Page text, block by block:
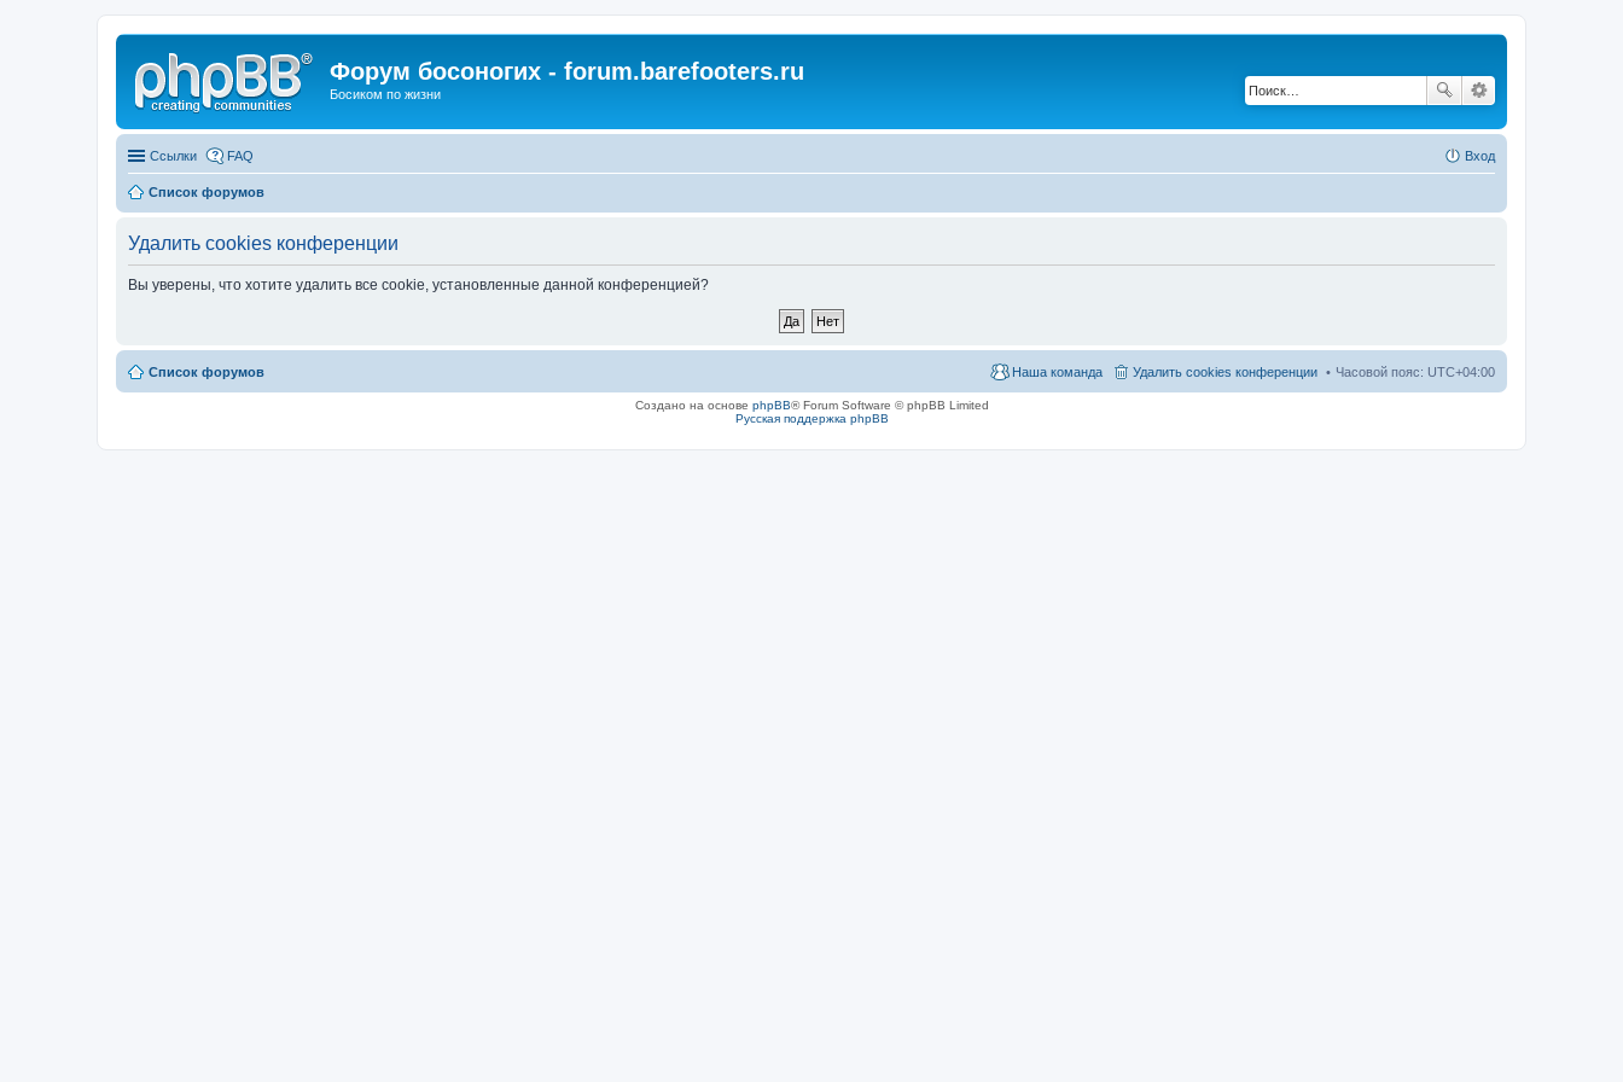
Форум босоногих - forum.barefooters.ru
Босиком по жизни
Ссылки FAQ Вход
Список форумов
Удалить cookies конференции
Вы уверены, что хотите удалить все cookie, установленные данной конференцией?
Список форумов Часовой пояс: UTC+04:00
Удалить cookies конференции
Наша команда
Создано на основе phpBB® Forum Software © phpBB Limited
Русская поддержка phpBB